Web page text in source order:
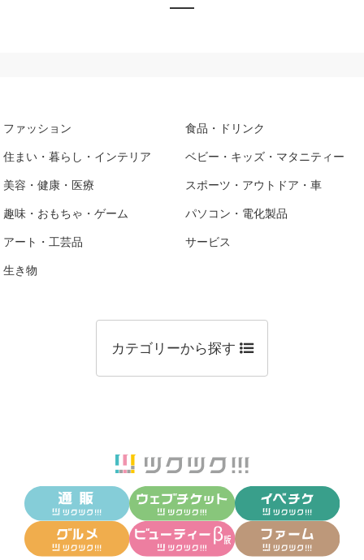
ファッション 食品・ドリンク
住まい・暮らし・インテリア ベビー・キッズ・マタニティー
美容・健康・医療 スポーツ・アウトドア・車
趣味・おもちゃ・ゲーム パソコン・電化製品
アート・工芸品 サービス
生き物
カテゴリーから探す